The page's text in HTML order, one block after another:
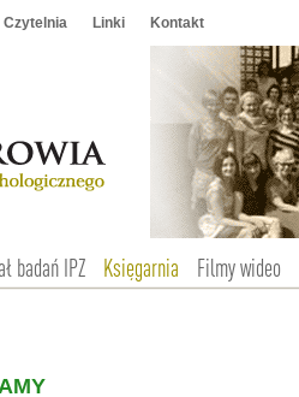
Czytelnia Linki Kontakt
badań IPZ Księgarnia Filmy wideo